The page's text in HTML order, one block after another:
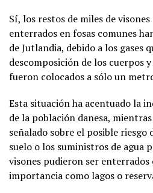
Sí, los restos de miles de
enterrados en fosas comunes
de Jutlandia, debido a los gases
descomposición de los cuerpos
fueron colocados a sólo un
Esta situación ha acentuado la
de la población danesa,
señalado sobre el posible
suelo o los suministros de agua
visones pudieron ser enterrados
importancia como lagos o